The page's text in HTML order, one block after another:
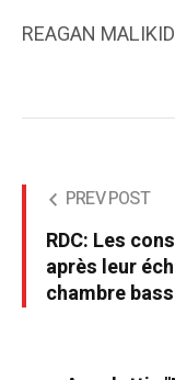
REAGAN
PREV POST
RDC: Les
après leur
chambre